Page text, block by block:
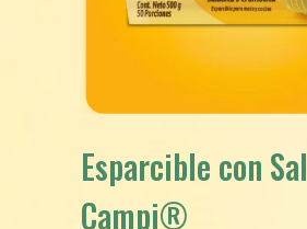
Esparcible con Sal
Campi®